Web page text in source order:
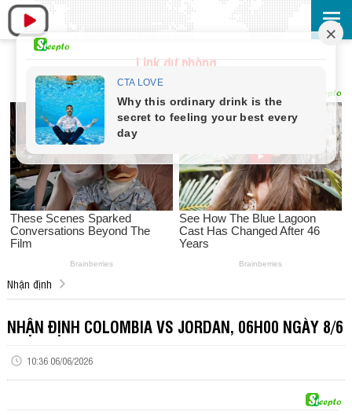
Link dự phòng
Nhận định
NHẬN ĐỊNH COLOMBIA VS JORDAN, 06H00 NGÀY 8/6
10:36 06/06/2026